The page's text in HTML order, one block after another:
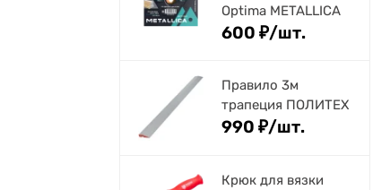
Optima METALLICA
600 ₽/шт.
Правило 3м
трапеция ПОЛИТЕХ
990 ₽/шт.
Крюк для вязки